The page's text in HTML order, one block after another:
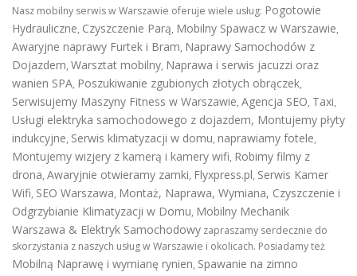
Nasz mobilny serwis w Warszawie oferuje wiele usług: Pogotowie
Hydrauliczne, Czyszczenie Parą, Mobilny Spawacz w Warszawie,
Awaryjne naprawy Furtek i Bram, Naprawy Samochodów z
Dojazdem, Warsztat mobilny, Naprawa i serwis jacuzzi oraz
wanien SPA, Poszukiwanie zgubionych złotych obrączek,
Serwisujemy Maszyny Fitness w Warszawie, Agencja SEO, Taxi,
Usługi elektryka samochodowego z dojazdem, Montujemy płyty
indukcyjne, Serwis klimatyzacji w domu, naprawiamy fotele,
Montujemy wizjery z kamerą i kamery wifi, Robimy filmy z
drona, Awaryjnie otwieramy zamki, Flyxpress.pl, Serwis Kamer
Wifi, SEO Warszawa, Montaż, Naprawa, Wymiana, Czyszczenie i
Odgrzybianie Klimatyzacji w Domu, Mobilny Mechanik
Warszawa & Elektryk Samochodowy zapraszamy serdecznie do
skorzystania z naszych usług w Warszawie i okolicach. Posiadamy też
Mobilną Naprawę i wymianę rynien, Spawanie na zimno